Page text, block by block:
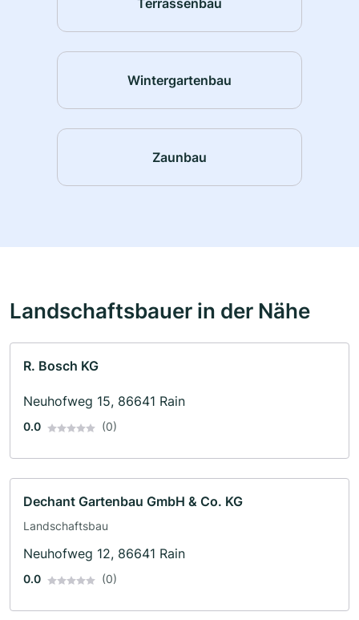
Wintergartenbau
Zaunbau
Landschaftsbauer in der Nähe
R. Bosch KG
Neuhofweg 15, 86641 Rain
0.0 (0)
Dechant Gartenbau GmbH & Co. KG
Landschaftsbau
Neuhofweg 12, 86641 Rain
0.0 (0)